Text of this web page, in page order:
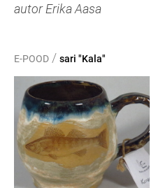
autor Erika Aasa
E-POOD / sari "Kala"